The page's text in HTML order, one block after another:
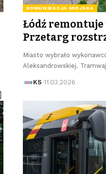
KOMUNIKACJA MIEJSKA
Łódź
Przetarg
Miasto wybrało
Aleksandrowskiej.
KS 11.03.2026